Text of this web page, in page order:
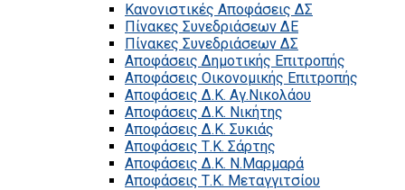
Κανονιστικές Αποφάσεις ΔΣ
Πίνακες Συνεδριάσεων ΔΕ
Πίνακες Συνεδριάσεων ΔΣ
Αποφάσεις Δημοτικής Επιτροπής
Αποφάσεις Οικονομικής Επιτροπής
Αποφάσεις Δ.Κ. Αγ.Νικολάου
Αποφάσεις Δ.Κ. Νικήτης
Αποφάσεις Δ.Κ. Συκιάς
Αποφάσεις Τ.Κ. Σάρτης
Αποφάσεις Δ.Κ. Ν.Μαρμαρά
Αποφάσεις Τ.Κ. Μεταγγιτσίου